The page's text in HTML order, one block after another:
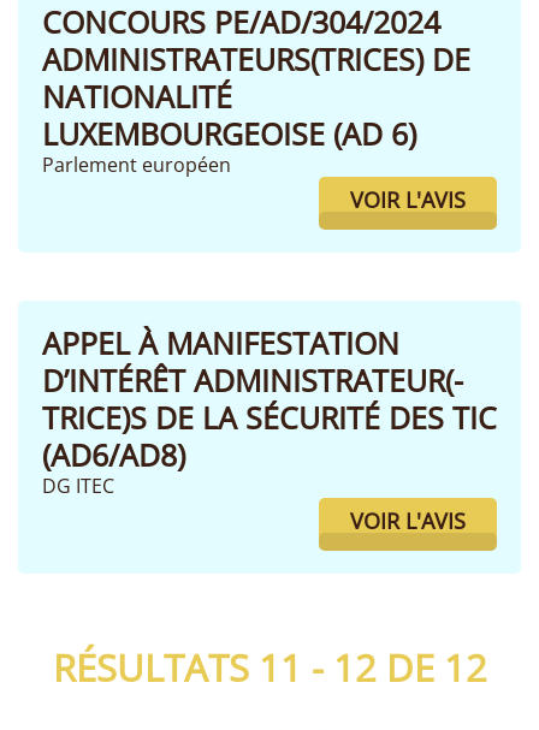
CONCOURS PE/AD/304/2024
ADMINISTRATEURS(TRICES) DE
NATIONALITÉ
LUXEMBOURGEOISE (AD 6)
Parlement européen
VOIR L'AVIS
APPEL À MANIFESTATION
D’INTÉRÊT ADMINISTRATEUR(-
TRICE)S DE LA SÉCURITÉ DES TIC
(AD6/AD8)
DG ITEC
VOIR L'AVIS
RÉSULTATS 11 - 12 DE 12